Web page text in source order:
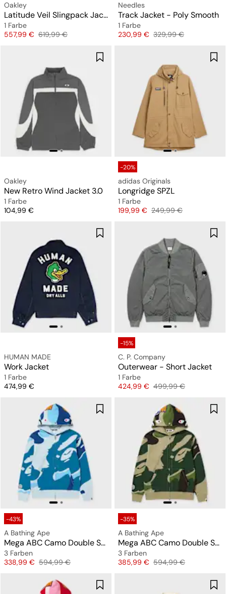
Oakley
Latitude Veil Slingpack Jacket
1 Farbe
Preis
557,99 € Originalpreis
619,99 €
Needles
Track Jacket - Poly Smooth
1 Farbe
Preis
230,99 € Originalpreis
329,99 €
Oakley
New Retro Wind Jacket 3.0
1 Farbe
Preis
104,99 €
-20%
adidas Originals
Longridge SPZL
1 Farbe
Preis
199,99 € Originalpreis
249,99 €
HUMAN MADE
Work Jacket
1 Farbe
Preis
474,99 €
-15%
C. P. Company
Outerwear - Short Jacket
1 Farbe
Preis
424,99 € Originalpreis
499,99 €
-43%
A Bathing Ape
Mega ABC Camo Double Shark Relaxed Fit Full Zip Hoodie
3 Farben
Preis
338,99 € Originalpreis
594,99 €
-35%
A Bathing Ape
Mega ABC Camo Double Shark Relaxed Fit Full Zip Hoodie
3 Farben
Preis
385,99 € Originalpreis
594,99 €